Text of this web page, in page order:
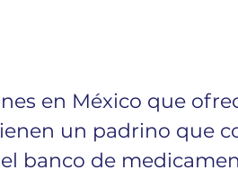
en México que
un padrino que
banco de